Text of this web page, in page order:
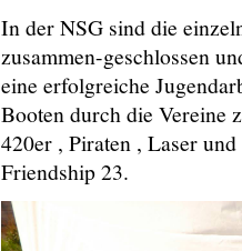
In der NSG sind die
zusammen-geschlossen
eine erfolgreiche
Booten durch die Vereine
420er , Piraten , Laser
Friendship 23.